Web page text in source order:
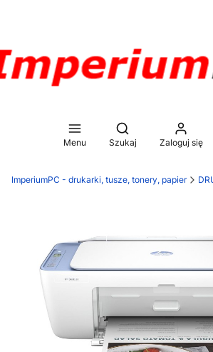
Menu
Otwórz
Szukaj Zaloguj się
ImperiumPC - drukarki, tusze, tonery, papier